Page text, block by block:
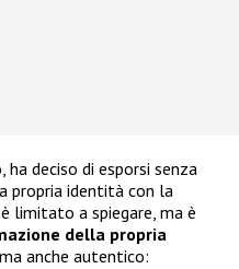
ha deciso di esporsi senza
propria identità con la
limitato a spiegare, ma è
della propria
anche autentico: